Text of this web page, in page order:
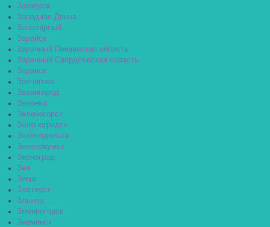
Заозёрск
Западная Двина
Заполярный
Зарайск
Заречный Пензенская область
Заречный Свердловская область
Заринск
Звенигово
Звенигород
Зверево
Зеленогорск
Зеленоградск
Зеленодольск
Зеленокумск
Зерноград
Зея
Зима
Златоуст
Злынка
Змеиногорск
Знаменск